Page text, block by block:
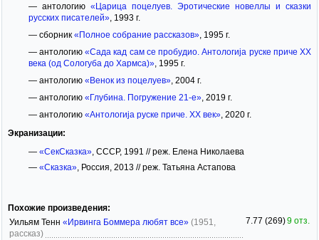
— антологию «Царица поцелуев. Эротические новеллы и сказки
русских писателей», 1993 г.
— сборник «Полное собрание рассказов», 1995 г.
— антологию«Сада кад сам се пробудио. Антологиjа руске приче XX
века (од Сологуба до Хармса)», 1995 г.
— антологию «Венок из поцелуев», 2004 г.
— антологию «Глубина. Погружение 21-е», 2019 г.
— антологию «Антологиjа руске приче. XX век», 2020 г.
Экранизации:
— «СекСказка», СССР, 1991 // реж. Елена Николаева
— «Сказка», Россия, 2013 // реж. Татьяна Астапова
Похожие произведения:
Уильям Тенн «Ирвинга Боммера любят все» (1951,
рассказ)
7.77 (269)9 отз.